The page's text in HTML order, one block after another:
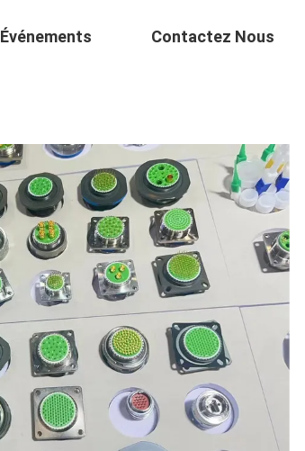
Événements Contactez Nous